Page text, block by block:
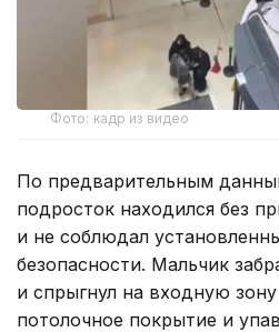
Фото: кадр из видео
По предварительным
подросток находился без
и не соблюдал
безопасности. Мальчик
и спрыгнул на входную
потолочное покрытие и